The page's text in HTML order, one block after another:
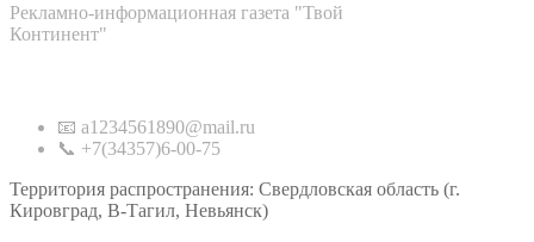
Рекламно-информационная газета "Твой
Континент"
📧 a1234561890@mail.ru
📞 +7(34357)6-00-75
Территория распространения: Свердловская область (г.
Кировград, В-Тагил, Невьянск)